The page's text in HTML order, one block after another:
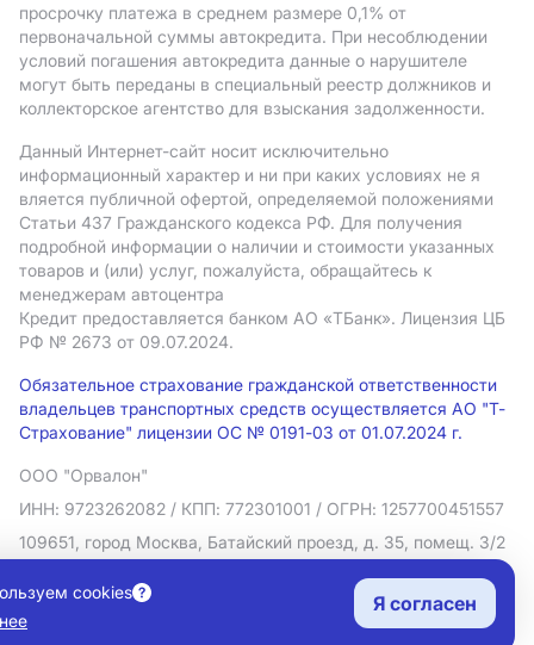
просрочку платежа в среднем размере 0,1% от
первоначальной суммы автокредита. При несоблюдении
условий погашения автокредита данные о нарушителе
могут быть переданы в специальный реестр должников и
коллекторское агентство для взыскания задолженности.
Данный Интернет-сайт носит исключительно
информационный характер и ни при каких условиях не я
вляется публичной офертой, определяемой положениями
Статьи 437 Гражданского кодекса РФ. Для получения
подробной информации о наличии и стоимости указанных
товаров и (или) услуг, пожалуйста, обращайтесь к
менеджерам автоцентра
Кредит предоставляется банком АO «ТБанк». Лицензия ЦБ
РФ № 2673 от 09.07.2024.
Обязательное страхование гражданской ответственности
владельцев транспортных средств осуществляется АО "Т-
Страхование" лицензии ОС № 0191-03 от 01.07.2024 г.
ООО "Орвалон"
ИНН: 9723262082 / КПП: 772301001 / ОГРН: 1257700451557
109651, город Москва, Батайский проезд, д. 35, помещ. 3/2
Политика в отношении обработки персональных данных
Согласие на рекламную рассылку
Правовая информация
cookies
Я согласен